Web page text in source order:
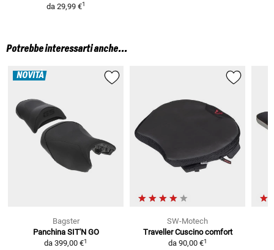
da 29,99 €1
Potrebbe interessarti anche...
NOVITÀ
Bagster
Panchina SIT'N GO
da 399,00 €1
SW-Motech
Traveller Cuscino comfort
da 90,00 €1